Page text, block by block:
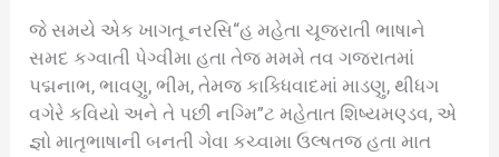
જે સમયે એક ખાગતૂ નરસિ“હ મહેતા ચૂજરાતી ભાષાને
સમદ કગ્વાતી પેગ્વીમા હતા તેજ મમમે તવ ગજરાતમાં
પદ્મનાભ, ભાવણુ, ભીમ, તેમજ કાક્ધિવાદમાં માડણુ, થીધગ
વગેરે કવિયો અને તે પછી નગ્મિ”ટ મહેતાત શિષ્યમણ્ડવ, એ
જ્ઞો માતૃભાષાની બનતી ગેવા કચ્વામા ઉલ્ષતજ હતા માત